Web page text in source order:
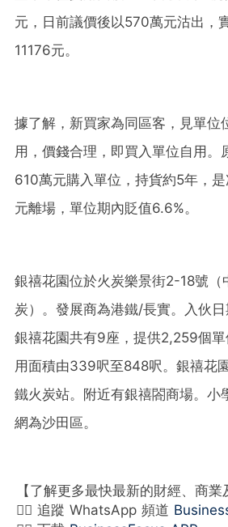
元，日前議價後以570萬元沽出，
11176元。
據了解，新買家為同區客，見單位
用，價錢合理，即買入單位自用。
610萬元購入單位，持貨約5年，
元離場，單位期內貶值6.6%。
銀禧花園位於火炭樂景街2-18號（
炭）。發展商為港鐵/長實。入伙日
銀禧花園共有9座，提供2,259個
用面積由339呎至848呎。銀禧花
鐵火炭站。附近有銀禧閤商場。小
網為沙田區。
【了解更多最快最新的財經、商業
👉🏻 追蹤 WhatsApp 頻道